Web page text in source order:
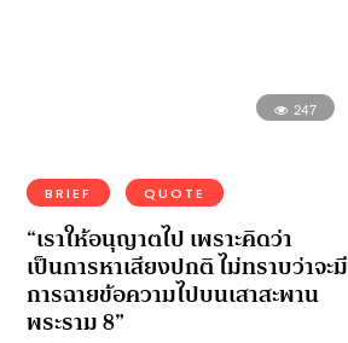
247
BRIEF QUOTE
“เราให้อนุญาตไป เพราะคิดว่า
เป็นการหาเสียงปกติ ไม่ทราบว่าจะมี
การฉายข้อความไปบนเสาสะพาน
พระราม 8”